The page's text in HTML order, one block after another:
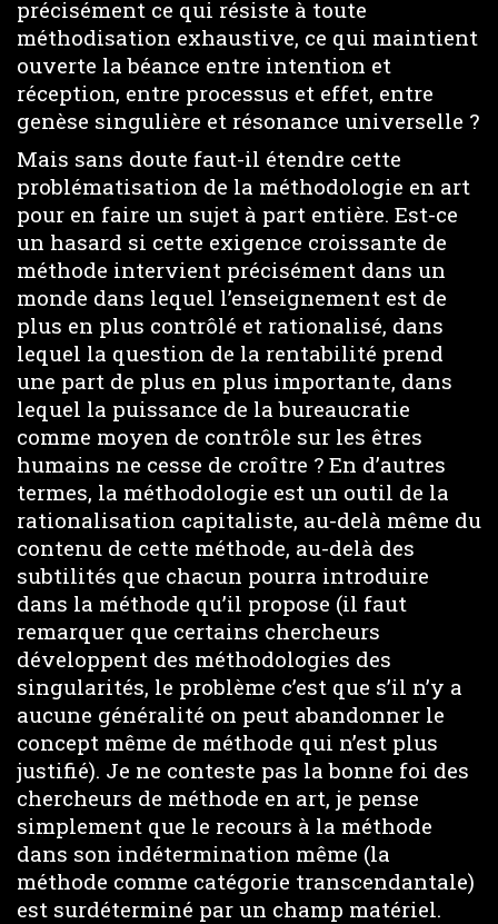
précisément ce qui résiste à toute
méthodisation exhaustive, ce qui maintient
ouverte la béance entre intention et
réception, entre processus et effet, entre
genèse singulière et résonance universelle ?
Mais sans doute faut-il étendre cette
problématisation de la méthodologie en art
pour en faire un sujet à part entière. Est-ce
un hasard si cette exigence croissante de
méthode intervient précisément dans un
monde dans lequel l’enseignement est de
plus en plus contrôlé et rationalisé, dans
lequel la question de la rentabilité prend
une part de plus en plus importante, dans
lequel la puissance de la bureaucratie
comme moyen de contrôle sur les êtres
humains ne cesse de croître ? En d’autres
termes, la méthodologie est un outil de la
rationalisation capitaliste, au-delà même du
contenu de cette méthode, au-delà des
subtilités que chacun pourra introduire
dans la méthode qu’il propose (il faut
remarquer que certains chercheurs
développent des méthodologies des
singularités, le problème c’est que s’il n’y a
aucune généralité on peut abandonner le
concept même de méthode qui n’est plus
justifié). Je ne conteste pas la bonne foi des
chercheurs de méthode en art, je pense
simplement que le recours à la méthode
dans son indétermination même (la
méthode comme catégorie transcendantale)
est surdéterminé par un champ matériel.